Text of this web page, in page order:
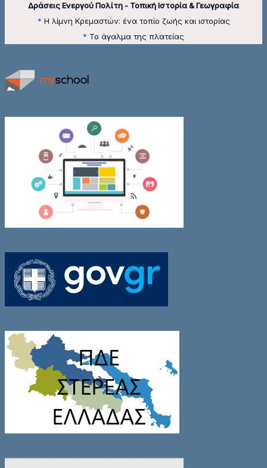
Δράσεις Ενεργού Πολίτη - Τοπική Ιστορία & Γεωγραφία
* Η λίμνη Κρεμαστών: ένα τοπίο ζωής και ιστορίας
* Το άγαλμα της πλατείας